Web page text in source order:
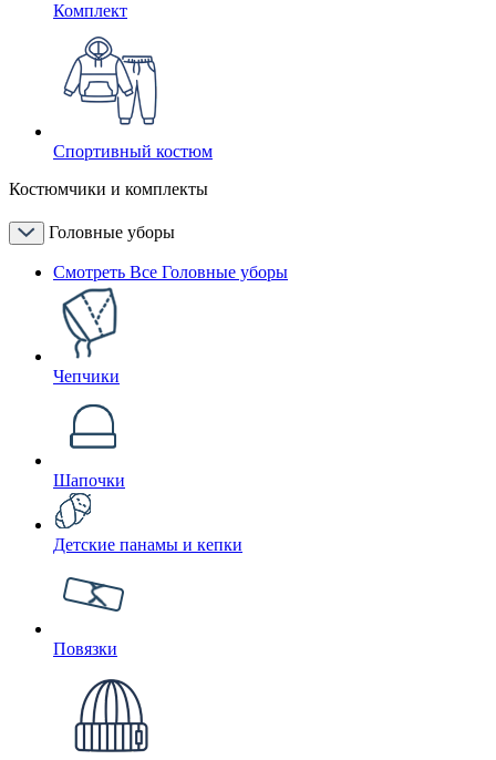
Комплект
Спортивный костюм
Костюмчики и комплекты
Головные уборы
Смотреть Все Головные уборы
Чепчики
Шапочки
Детские панамы и кепки
Повязки